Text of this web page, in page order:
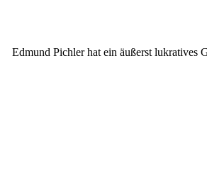
Edmund Pichler hat ein äußerst lukratives